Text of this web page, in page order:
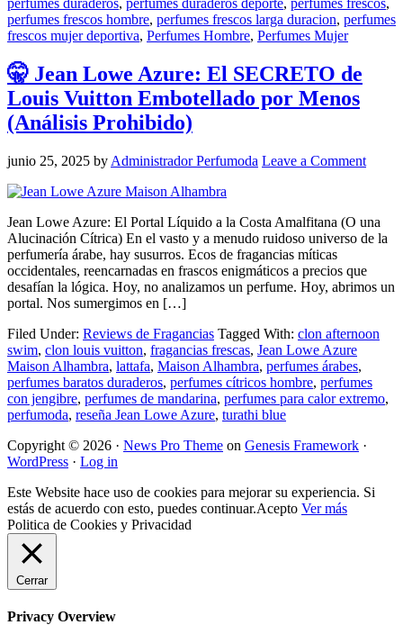
perfumes frescos hombre, perfumes frescos larga duracion, perfumes
frescos mujer deportiva, Perfumes Hombre, Perfumes Mujer
🤫 Jean Lowe Azure: El SECRETO de
Louis Vuitton Embotellado por Menos
(Análisis Prohibido)
junio 25, 2025 by Administrador Perfumoda Leave a Comment
Jean Lowe Azure: El Portal Líquido a la Costa Amalfitana (O una
Alucinación Cítrica) En el vasto y a menudo ruidoso universo de la
perfumería árabe, hay susurros. Ecos de fragancias míticas
occidentales, reencarnadas en frascos enigmáticos a precios que
desafían la lógica. Hoy, no analizamos un perfume. Hoy, abrimos un
portal. Nos sumergimos en […]
Filed Under: Reviews de Fragancias Tagged With: clon afternoon
swim, clon louis vuitton, fragancias frescas, Jean Lowe Azure
Maison Alhambra, lattafa, Maison Alhambra, perfumes árabes,
perfumes baratos duraderos, perfumes cítricos hombre, perfumes
con jengibre, perfumes de mandarina, perfumes para calor extremo,
perfumoda, reseña Jean Lowe Azure, turathi blue
Copyright © 2026 · News Pro Theme on Genesis Framework ·
WordPress · Log in
Este Website hace uso de cookies para mejorar su experiencia. Si
estás de acuerdo con esto, puedes continuar.Acepto Ver más
Politica de Cookies y Privacidad
Cerrar
Privacy Overview